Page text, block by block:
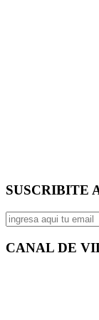
SUSCRIBITE
CANAL DE